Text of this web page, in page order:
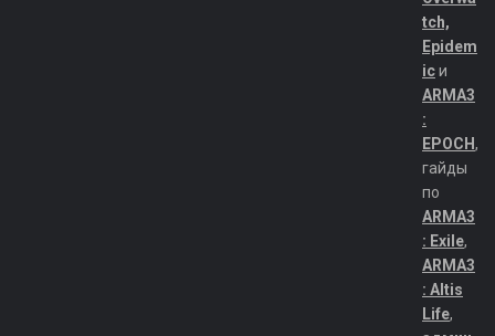
tch,
Epidem
icи
ARMA3
:
EPOCH,
гайды
по
ARMA3
: Exile,
ARMA3
: Altis
Life,